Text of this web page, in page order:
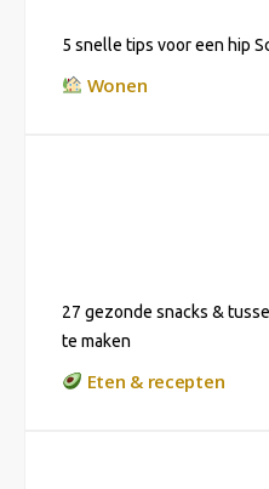
5 snelle tips voor een hip
Wonen
27 gezonde snacks &
te maken
Eten & recepten